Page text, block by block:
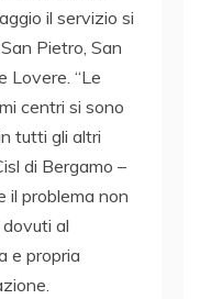
il servizio si
Pietro, San
Lovere. “Le
centri si sono
tutti gli altri
di Bergamo –
il problema non
al
e propria